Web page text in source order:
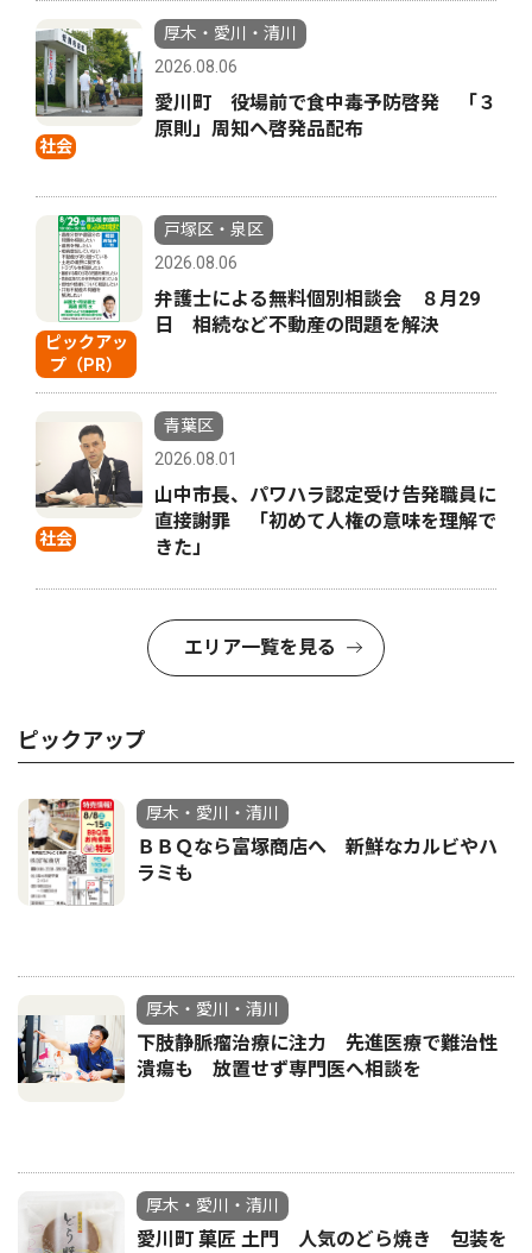
社会
厚木・愛川・清川
2026.08.06
愛川町 役場前で食中毒予防啓発 「３
原則」周知へ啓発品配布
ピックアッ
プ（PR）
戸塚区・泉区
2026.08.06
弁護士による無料個別相談会 ８月29
日 相続など不動産の問題を解決
社会
青葉区
2026.08.01
山中市長、パワハラ認定受け告発職員に
直接謝罪 「初めて人権の意味を理解で
きた」
エリア一覧を見る
ピックアップ
厚木・愛川・清川
ＢＢＱなら富塚商店へ 新鮮なカルビやハ
ラミも
厚木・愛川・清川
下肢静脈瘤治療に注力 先進医療で難治性
潰瘍も 放置せず専門医へ相談を
厚木・愛川・清川
愛川町 菓匠 土門 人気のどら焼き 包装を